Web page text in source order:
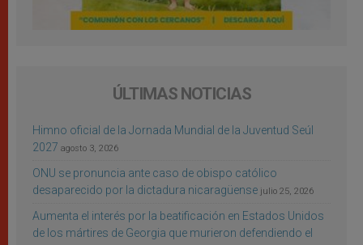
ÚLTIMAS NOTICIAS
Himno oficial de la Jornada Mundial de la Juventud Seúl
2027 agosto 3, 2026
ONU se pronuncia ante caso de obispo católico
desaparecido por la dictadura nicaragüense julio 25, 2026
Aumenta el interés por la beatificación en Estados Unidos
de los mártires de Georgia que murieron defendiendo el